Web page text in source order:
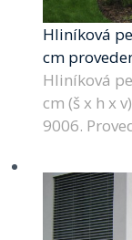
Hliníková
cm
Hliníková
cm (š x h x
9006.